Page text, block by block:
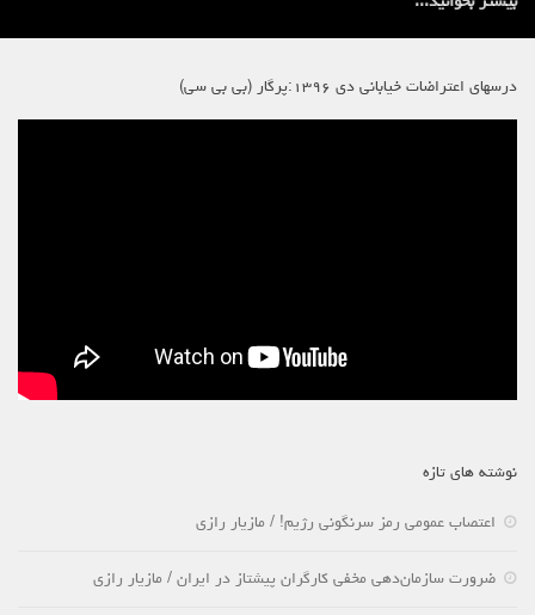
درسهای اعتراضات خیابانی دی ۱۳۹۶:پرگار (بی بی سی)
نوشته های تازه
اعتصاب عمومی رمز سرنگونی رژیم! / مازیار رازی
ضرورت سازمان‌دهی مخفی کارگران پیشتاز در ایران / مازیار رازی